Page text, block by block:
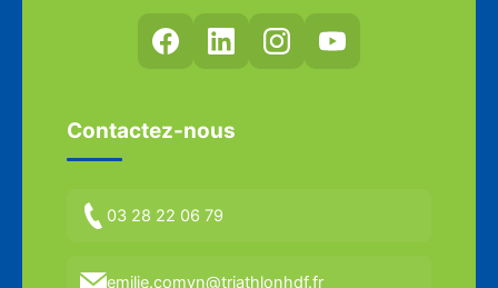
Contactez-nous
03 28 22 06 79
emilie.comyn@triathlonhdf.fr